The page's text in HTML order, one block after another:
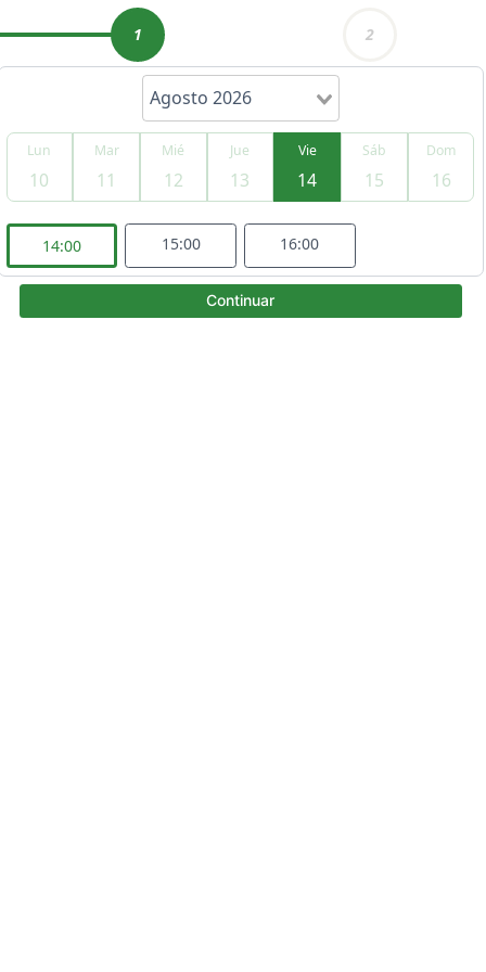
1 2
Agosto 2026
Lun
10
Mar
11
Mié
12
Jue
13
Vie
14
Sáb
15
Dom
16
Item
2
6
14:00 15:00 16:00
Continuar